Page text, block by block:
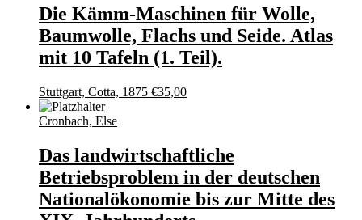
Die Kämm-Maschinen für Wolle,
Baumwolle, Flachs und Seide. Atlas
mit 10 Tafeln (1. Teil).
Stuttgart, Cotta, 1875 €35,00
Cronbach, Else
Das landwirtschaftliche
Betriebsproblem in der deutschen
Nationalökonomie bis zur Mitte des